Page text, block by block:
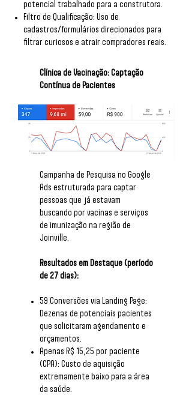
potencial trabalhado para a construtora.
Filtro de Qualificação: Uso de
cadastros/formulários direcionados para
filtrar curiosos e atrair compradores reais.
Clínica de Vacinação: Captação
Contínua de Pacientes
Campanha de Pesquisa no Google
Ads estruturada para captar
pessoas que já estavam
buscando por vacinas e serviços
de imunização na região de
Joinville.
Resultados em Destaque (período
de 27 dias):
59 Conversões via Landing Page:
Dezenas de potenciais pacientes
que solicitaram agendamento e
orçamentos.
Apenas R$ 15,25 por paciente
(CPA): Custo de aquisição
extremamente baixo para a área
da saúde.